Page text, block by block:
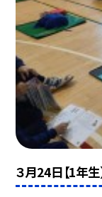
３月24日【1年